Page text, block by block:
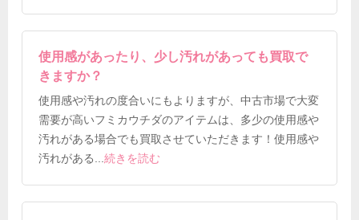
使用感があったり、少し汚れがあっても買取で
きますか？
使用感や汚れの度合いにもよりますが、中古市場で大変
需要が高いフミカウチダのアイテムは、多少の使用感や
汚れがある場合でも買取させていただきます！使用感や
汚れがある ...続きを読む